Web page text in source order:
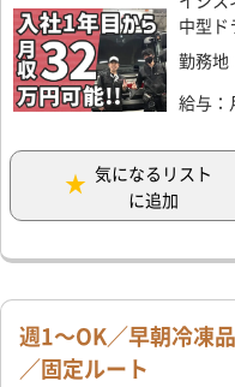
中型ド
勤務地
給与：
気になるリスト
に追加
週1～OK／早朝冷凍
／固定ルート